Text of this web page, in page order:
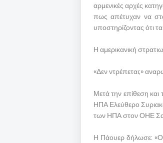
αρμενικές αρχές
πως απέτυχαν να
υποστηρίζοντας ότι
Η αμερικανική
«Δεν ντρέπεται;»
Μετά την επίθεση
ΗΠΑ Ελεύθερο
των ΗΠΑ στον ΟΗΕ
Η Πάουερ δήλωσε: